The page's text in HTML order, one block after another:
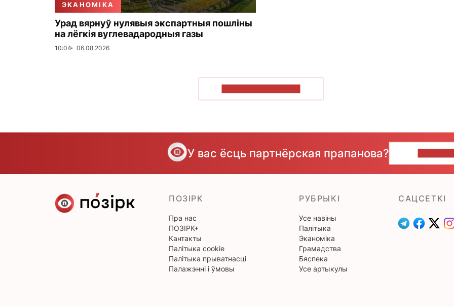
ЭКАНОМІКА
Урад вярнуў нулявыя экспартныя пошліны
на лёгкія вуглевадародныя газы
10:04 06.08.2026
У вас ёсць партнёрская прапанова?
ПОЗІРК
Пра нас
ПОЗІРК+
Кантакты
Палітыка cookie
Палітыка прыватнасці
Палажэнні і ўмовы
РУБРЫКІ
Усе навіны
Палітыка
Эканоміка
Грамадства
Бяспека
Усе артыкулы
САЦСЕТКІ